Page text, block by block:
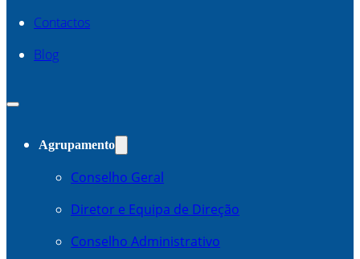
Contactos
Blog
Agrupamento
Conselho Geral
Diretor e Equipa de Direção
Conselho Administrativo